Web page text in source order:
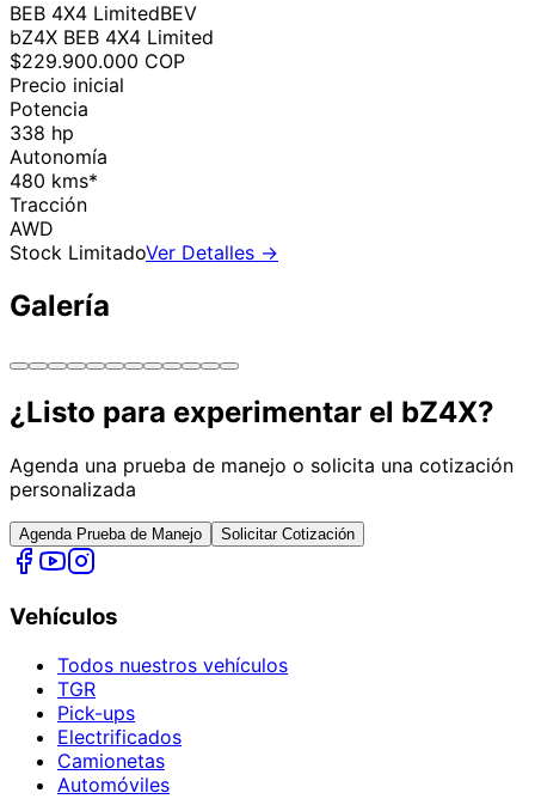
BEB 4X4 LimitedBEV
bZ4X BEB 4X4 Limited
$229.900.000 COP
Precio inicial
Potencia
338 hp
Autonomía
480 kms*
Tracción
AWD
Stock LimitadoVer Detalles →
Galería
¿Listo para experimentar el bZ4X?
Agenda una prueba de manejo o solicita una cotización
personalizada
Agenda Prueba de Manejo Solicitar Cotización
Vehículos
Todos nuestros vehículos
TGR
Pick-ups
Electrificados
Camionetas
Automóviles